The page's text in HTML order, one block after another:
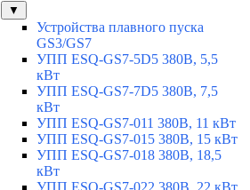
▼
Устройства плавного пуска
GS3/GS7
УПП ESQ-GS7-5D5 380В, 5,5
кВт
УПП ESQ-GS7-7D5 380В, 7,5
кВт
УПП ESQ-GS7-011 380В, 11 кВт
УПП ESQ-GS7-015 380В, 15 кВт
УПП ESQ-GS7-018 380В, 18,5
кВт